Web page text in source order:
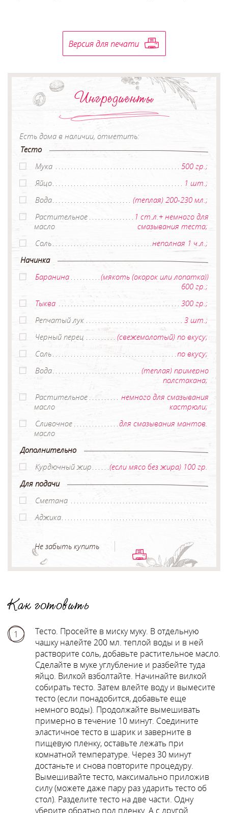
Ингредиенты
Есть дома в наличии, отметить:
Тесто
Мука
500 гр.;
Яйцо
1 шт.;
Вода
(теплая) 200-230 мл.;
Растительное
масло
1 ст.л.+ немного для
смазывания теста;
Соль
неполная 1 ч.л.;
Начинка
Баранина
(мякоть (окорок или лопатка))
600 гр.;
Тыква
300 гр.;
Репчатый лук
3 шт.;
Черный перец
(свежемолотый) по вкусу;
Соль
по вкусу;
Вода
(теплая) примерно
полстакана;
Растительное
масло
немного для смазывания
кастрюли;
Сливочное
масло
для смазывания мантов.
Дополнительно
Курдючный жир
(если мясо без жира) 100 гр.
Для подачи
Сметана
Аджика
Не забыть купить
Как готовить
1
Тесто. Просейте в миску муку. В отдельную
чашку налейте 200 мл. теплой воды и в ней
растворите соль, добавьте растительное масло.
Сделайте в муке углубление и разбейте туда
яйцо. Вилкой взболтайте. Начинайте вилкой
собирать тесто. Затем влейте воду и вымесите
тесто (если понадобится, добавьте еще
немного воды). Продолжайте вымешивать
примерно в течение 10 минут. Соедините
эластичное тесто в шарик и заверните в
пищевую пленку, оставьте лежать при
комнатной температуре. Через 30 минут
достаньте и снова повторите процедуру.
Вымешивайте тесто, максимально приложив
силу (можете даже пару раз ударить тесто об
стол). Разделите тесто на две части. Одну
уберите обратно под пленку. А с другой